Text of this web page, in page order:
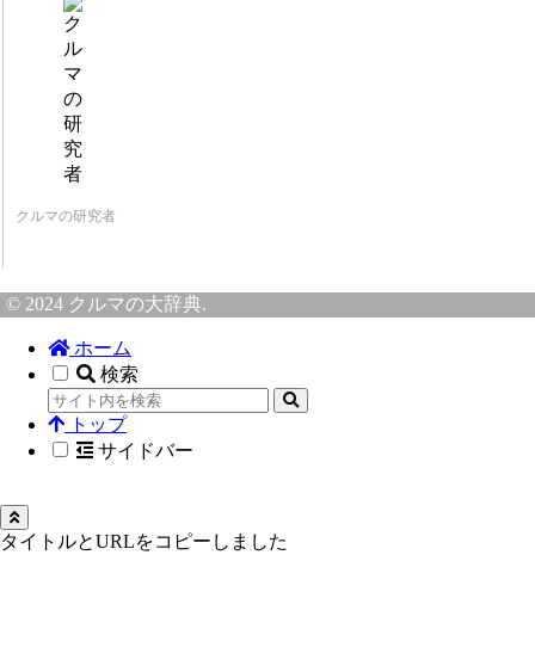
クルマの研究者
© 2024 クルマの大辞典.
ホーム
検索
トップ
サイドバー
タイトルとURLをコピーしました